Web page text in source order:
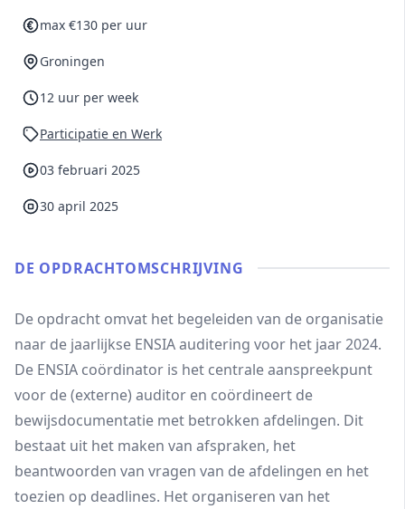
Interim opdrachten statistiek
Ben je al lid?
max €130 per uur
Groningen
12 uur per week
Participatie en Werk
03 februari 2025
30 april 2025
DE OPDRACHT­OMSCHRIJVING
De opdracht omvat het begeleiden van de organisatie
naar de jaarlijkse ENSIA auditering voor het jaar 2024.
De ENSIA coördinator is het centrale aanspreekpunt
voor de (externe) auditor en coördineert de
bewijsdocumentatie met betrokken afdelingen. Dit
bestaat uit het maken van afspraken, het
beantwoorden van vragen van de afdelingen en het
toezien op deadlines. Het organiseren van het